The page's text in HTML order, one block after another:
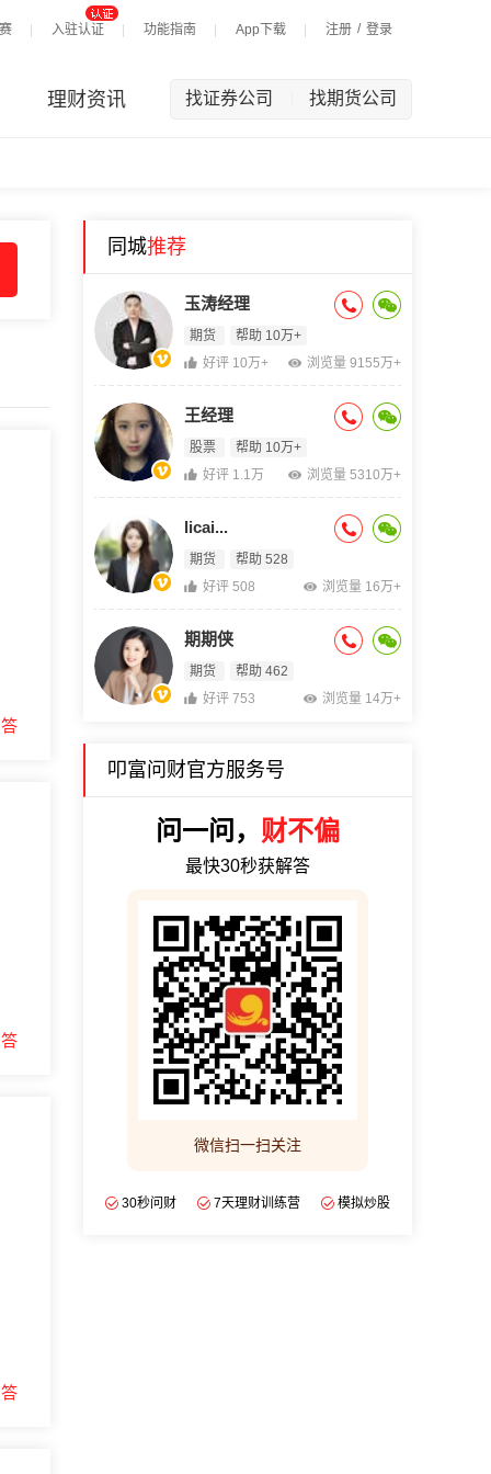
入驻认证 功能指南 App下载 注册 / 登录
理财资讯 找证券公司 找期货公司
同城推荐
玉涛经理
期货
帮助 10万+
好评 10万+
浏览量 9155万+
王经理
股票
帮助 10万+
好评 1.1万
浏览量 5310万+
licai...
期货
帮助 528
好评 508
浏览量 16万+
期期侠
期货
帮助 462
好评 753
浏览量 14万+
叩富问财官方服务号
问一问， 财不偏
最快30秒获解答
微信扫一扫关注
30秒问财 7天理财训练营 模拟炒股